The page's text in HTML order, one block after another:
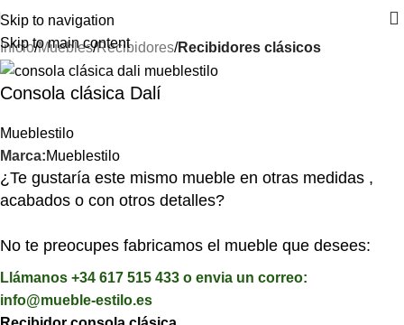
Skip to navigation
Skip to main content
⚡REALIZAMOS ENVÍOS A TODA ESPAÑA⚡
Inicio Muebles Recibidores Recibidores clásicos
Consola clásica Dalí
Mueblestilo
Marca:Mueblestilo
¿Te gustaría este mismo mueble en otras medidas ,
acabados o con otros detalles?
No te preocupes fabricamos el mueble que desees:
Llámanos +34 617 515 433 o envia un correo:
info@mueble-estilo.es